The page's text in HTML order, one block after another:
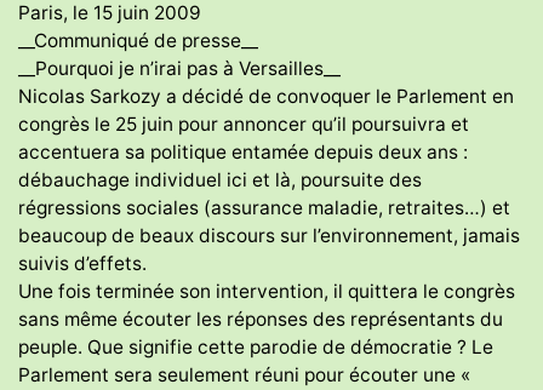
Paris, le 15 juin 2009
__Communiqué de presse__
__Pourquoi je n’irai pas à Versailles__
Nicolas Sarkozy a décidé de convoquer le Parlement en
congrès le 25 juin pour annoncer qu’il poursuivra et
accentuera sa politique entamée depuis deux ans :
débauchage individuel ici et là, poursuite des
régressions sociales (assurance maladie, retraites…) et
beaucoup de beaux discours sur l’environnement, jamais
suivis d’effets.
Une fois terminée son intervention, il quittera le congrès
sans même écouter les réponses des représentants du
peuple. Que signifie cette parodie de démocratie ? Le
Parlement sera seulement réuni pour écouter une «